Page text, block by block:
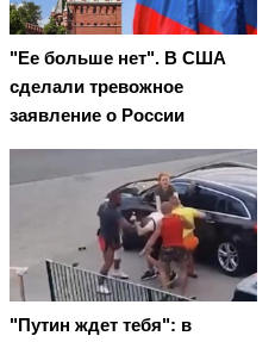
"Ее больше нет". В США
сделали тревожное
заявление о России
"Путин ждет тебя": в